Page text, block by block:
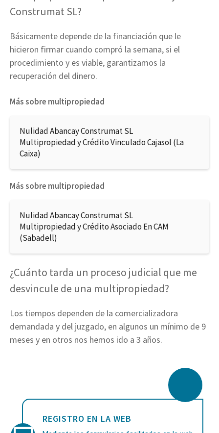
Construmat SL?
Básicamente depende de la financiación que le
hicieron firmar cuando compró la semana, si el
procedimiento y es viable, garantizamos la
recuperación del dinero.
Más sobre multipropiedad
Nulidad Abancay Construmat SL
Multipropiedad y Crédito Vinculado Cajasol (La
Caixa)
Más sobre multipropiedad
Nulidad Abancay Construmat SL
Multipropiedad y Crédito Asociado En CAM
(Sabadell)
¿Cuánto tarda un proceso judicial que me
desvincule de una multipropiedad?
Los tiempos dependen de la comercializadora
demandada y del juzgado, en algunos un mínimo de 9
meses y en otros nos hemos ido a 3 años.
REGISTRO EN LA WEB